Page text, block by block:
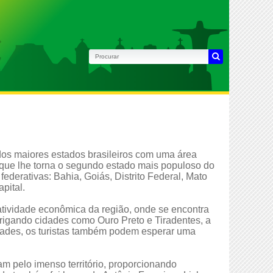
maiores estados brasileiros com uma área
lhe torna o segundo estado mais populoso do
Bahia, Goiás, Distrito Federal, Mato
econômica da região, onde se encontra
cidades como Ouro Preto e Tiradentes, a
os turistas também podem esperar uma
pelo imenso território, proporcionando